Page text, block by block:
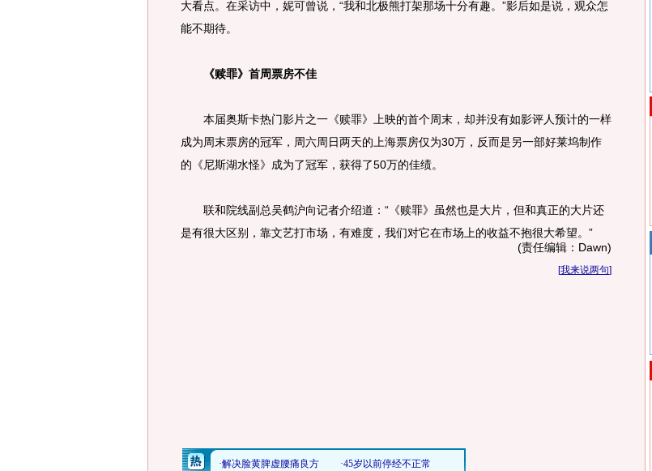
大看点。在采访中，妮可曾说，“我和北极熊打架那场十分有趣。”影后如是说，观众怎
能不期待。
《赎罪》首周票房不佳
本届奥斯卡热门影片之一《赎罪》上映的首个周末，却并没有如影评人预计的一样
成为周末票房的冠军，周六周日两天的上海票房仅为30万，反而是另一部好莱坞制作
的《尼斯湖水怪》成为了冠军，获得了50万的佳绩。
联和院线副总吴鹤沪向记者介绍道：“《赎罪》虽然也是大片，但和真正的大片还
是有很大区别，靠文艺打市场，有难度，我们对它在市场上的收益不抱很大希望。”
(责任编辑：Dawn)
[我来说两句]